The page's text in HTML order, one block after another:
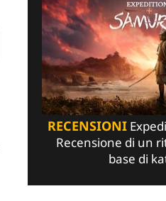
RECENSIONI
Recensione di un
base di